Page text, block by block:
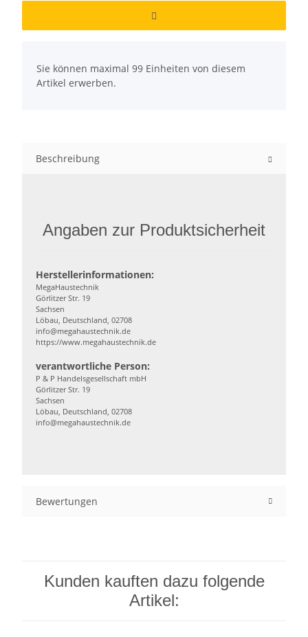
Sie können maximal 99 Einheiten von diesem
Artikel erwerben.
Beschreibung
Angaben zur Produktsicherheit
Herstellerinformationen:
MegaHaustechnik
Görlitzer Str. 19
Sachsen
Löbau, Deutschland, 02708
info@megahaustechnik.de
https://www.megahaustechnik.de
verantwortliche Person:
P & P Handelsgesellschaft mbH
Görlitzer Str. 19
Sachsen
Löbau, Deutschland, 02708
info@megahaustechnik.de
Bewertungen
Kunden kauften dazu folgende
Artikel: